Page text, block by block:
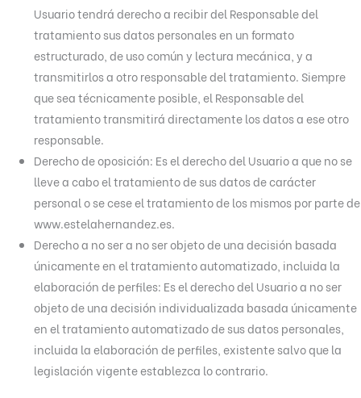
Usuario tendrá derecho a recibir del Responsable del
tratamiento sus datos personales en un formato
estructurado, de uso común y lectura mecánica, y a
transmitirlos a otro responsable del tratamiento. Siempre
que sea técnicamente posible, el Responsable del
tratamiento transmitirá directamente los datos a ese otro
responsable.
Derecho de oposición: Es el derecho del Usuario a que no se
lleve a cabo el tratamiento de sus datos de carácter
personal o se cese el tratamiento de los mismos por parte de
www.estelahernandez.es.
Derecho a no ser a no ser objeto de una decisión basada
únicamente en el tratamiento automatizado, incluida la
elaboración de perfiles: Es el derecho del Usuario a no ser
objeto de una decisión individualizada basada únicamente
en el tratamiento automatizado de sus datos personales,
incluida la elaboración de perfiles, existente salvo que la
legislación vigente establezca lo contrario.